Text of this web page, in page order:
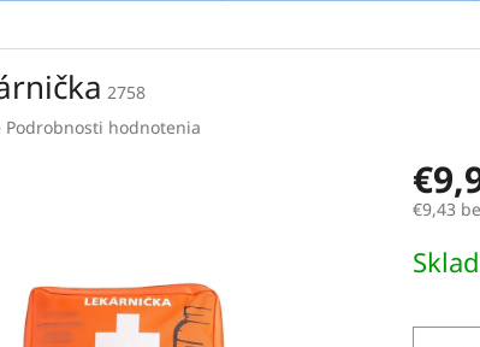
2758
Podrobnosti hodnotenia
€9,43
cena: